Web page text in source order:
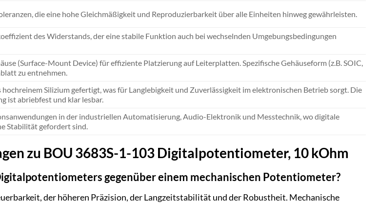
die eine hohe Gleichmäßigkeit und Reproduzierbarkeit über alle Einheiten hinweg gewährleisten.
des Widerstands, der eine stabile Funktion auch bei wechselnden Umgebungsbedingungen
(Surface-Mount Device) für effiziente Platzierung auf Leiterplatten. Spezifische Gehäuseform (z.B. SOIC,
zu entnehmen.
hochreinem Silizium gefertigt, was für Langlebigkeit und Zuverlässigkeit im elektronischen Betrieb sorgt. Die
ist abriebfest und klar lesbar.
in der industriellen Automatisierung, Audio-Elektronik und Messtechnik, wo digitale
Stabilität gefordert sind.
zu BOU 3683S-1-103 Digitalpotentiometer, 10 kOhm
gegenüber einem mechanischen Potentiometer?
der höheren Präzision, der Langzeitstabilität und der Robustheit. Mechanische